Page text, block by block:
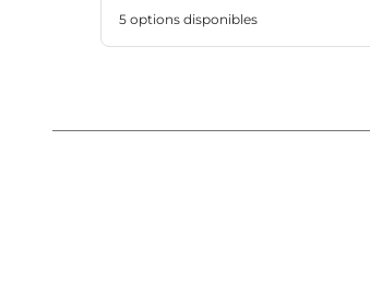
5 options disponibles